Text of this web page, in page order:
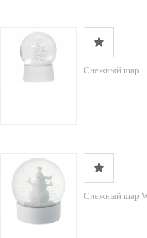
Снежный шар
Снежный шар